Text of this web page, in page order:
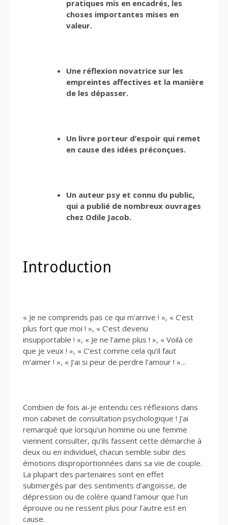
pratiques mis en encadrés, les
choses importantes mises en
valeur.
Une réflexion novatrice sur les
empreintes affectives et la manière
de les dépasser.
Un livre porteur d’espoir qui remet
en cause des idées préconçues.
Un auteur psy et connu du public,
qui a publié de nombreux ouvrages
chez Odile Jacob.
Introduction
« Je ne comprends pas ce qui m’arrive ! », « C’est
plus fort que moi ! », « C’est devenu
insupportable ! », « Je ne l’aime plus ! », « Voilà ce
que je veux ! », « C’est comme cela qu’il faut
m’aimer ! », « J’ai si peur de perdre l’amour ! »…
Combien de fois ai-je entendu ces réflexions dans
mon cabinet de consultation psychologique ! J’ai
remarqué que lorsqu’un homme ou une femme
viennent consulter, qu’ils fassent cette démarche à
deux ou en individuel, chacun semble subir des
émotions disproportionnées dans sa vie de couple.
La plupart des partenaires sont en effet
submergés par des sentiments d’angoisse, de
dépression ou de colère quand l’amour que l’un
éprouve ou ne ressent plus pour l’autre est en
cause.